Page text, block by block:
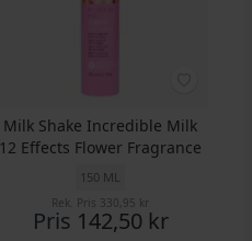
Milk Shake Incredible Milk
12 Effects Flower Fragrance
150 ML
Rek. Pris 330,95 kr
Pris 142,50 kr